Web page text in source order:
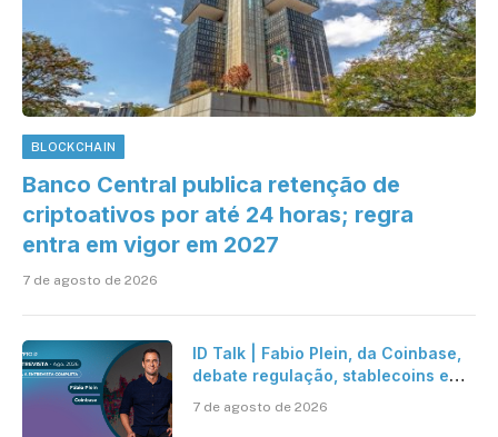
BLOCKCHAIN
Banco Central publica retenção de
criptoativos por até 24 horas; regra
entra em vigor em 2027
7 de agosto de 2026
ID Talk | Fabio Plein, da Coinbase,
debate regulação, stablecoins e
7 de agosto de 2026